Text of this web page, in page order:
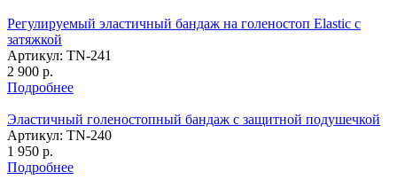
Регулируемый эластичный бандаж на голеностоп Elastic с
затяжкой
Артикул: TN-241
2 900 р.
Подробнее
Эластичный голеностопный бандаж с защитной подушечкой
Артикул: TN-240
1 950 р.
Подробнее